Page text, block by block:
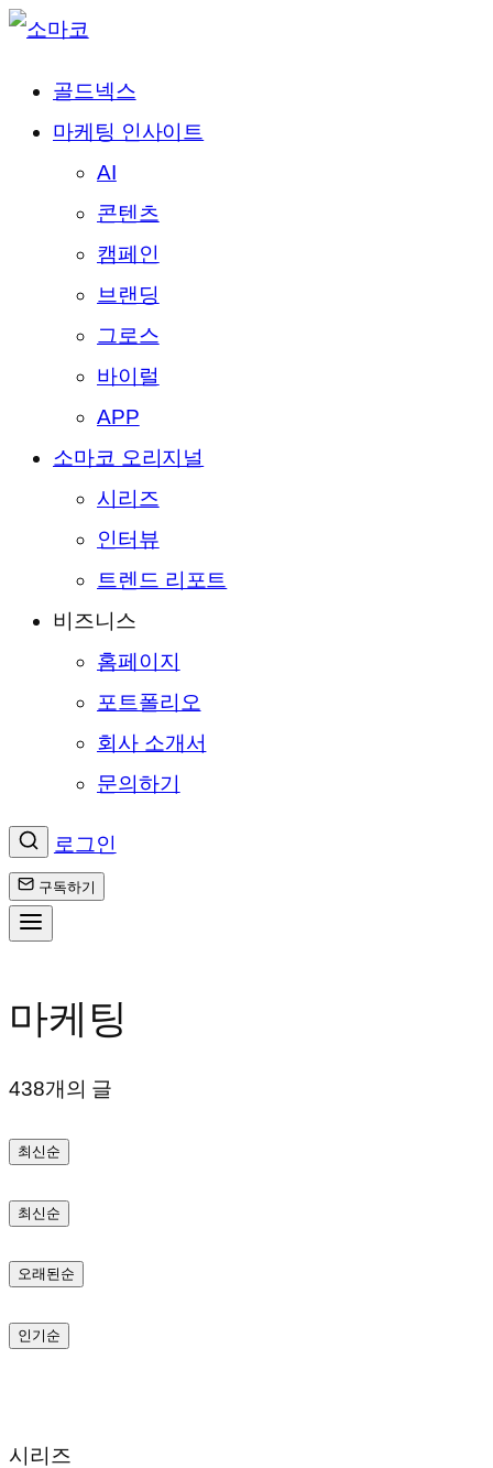
골드넥스
마케팅 인사이트
AI
콘텐츠
캠페인
브랜딩
그로스
바이럴
APP
소마코 오리지널
시리즈
인터뷰
트렌드 리포트
비즈니스
홈페이지
포트폴리오
회사 소개서
문의하기
로그인
구독하기
텐
로
로
가
마케팅
438개의 글
최신순
최신순
오래된순
인기순
시리즈